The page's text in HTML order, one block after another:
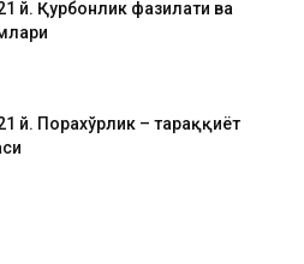
й. Қурбонлик фазилати ва
й. Порахўрлик – тараққиёт